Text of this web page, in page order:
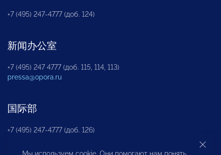
+7 (495) 247-4777 (доб. 124)
新闻办公室
+7 (495) 247 4777 (доб. 115, 114, 113)
pressa@opora.ru
国际部
+7 (495) 247-4777 (доб. 126)
Мы используем cookie. Они помогают нам понять,